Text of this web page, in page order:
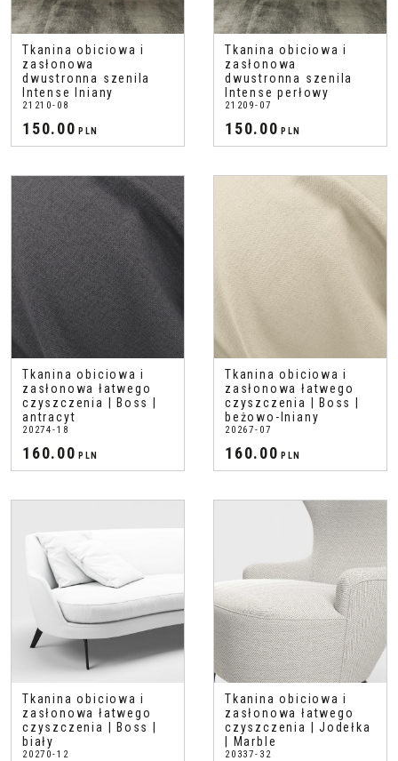
Tkanina obiciowa i
zasłonowa
dwustronna szenila
Intense lniany
21210-08
150.00 PLN
Tkanina obiciowa i
zasłonowa
dwustronna szenila
Intense perłowy
21209-07
150.00 PLN
Tkanina obiciowa i
zasłonowa łatwego
czyszczenia | Boss |
antracyt
20274-18
160.00 PLN
Tkanina obiciowa i
zasłonowa łatwego
czyszczenia | Boss |
beżowo-lniany
20267-07
160.00 PLN
Tkanina obiciowa i
zasłonowa łatwego
czyszczenia | Boss |
biały
20270-12
Tkanina obiciowa i
zasłonowa łatwego
czyszczenia | Jodełka
| Marble
20337-32